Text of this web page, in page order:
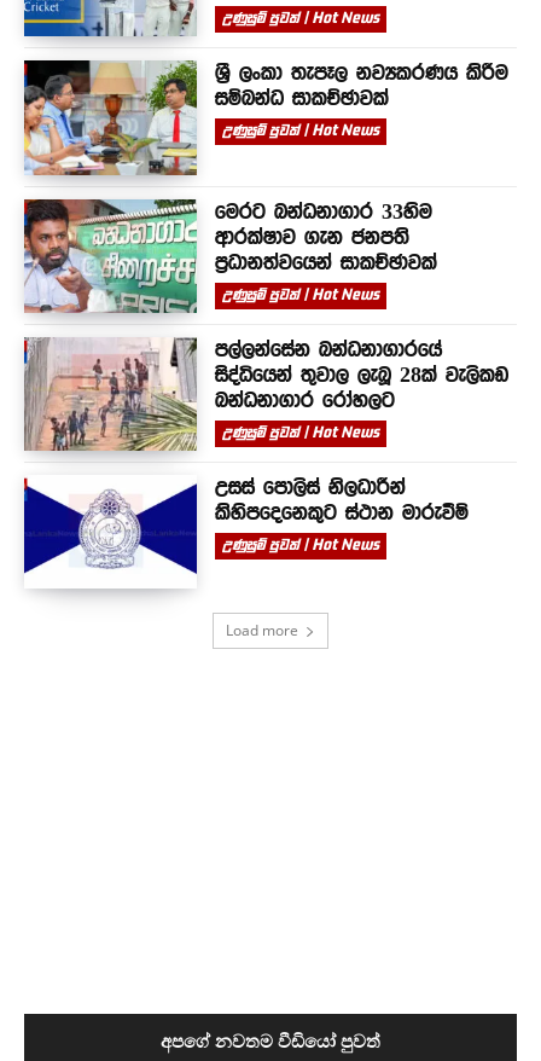
උණුසුම් පුවත් | Hot News
ශ්‍රී ලංකා තැපෑල නව්‍යකරණය කිරීම
සම්බන්ධ සාකච්ඡාවක්
උණුසුම් පුවත් | Hot News
මෙරට බන්ධනාගාර 33හිම
ආරක්ෂාව ගැන ජනපති
ප්‍රධානත්වයෙන් සාකච්ඡාවක්
උණුසුම් පුවත් | Hot News
පල්ලන්සේන බන්ධනාගාරයේ
සිද්ධියෙන් තුවාල ලැබූ 28ක් වැලිකඩ
බන්ධනාගාර රෝහලට
උණුසුම් පුවත් | Hot News
උසස් පොලිස් නිලධාරීන්
කිහිපදෙනෙකුට ස්ථාන මාරුවීම්
උණුසුම් පුවත් | Hot News
Load more
අපගේ නවතම වීඩියෝ පුවත්